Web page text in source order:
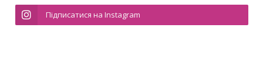
Підписатися на Instagram